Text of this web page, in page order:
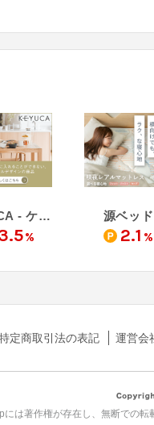
KEYUCA - ケユカ
%
源ベッド
2.1 %
定商取引法の表記 運営会
には著作権が存在し、無断での